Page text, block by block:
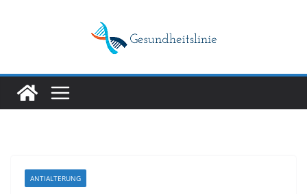
ANTIALTERUNG